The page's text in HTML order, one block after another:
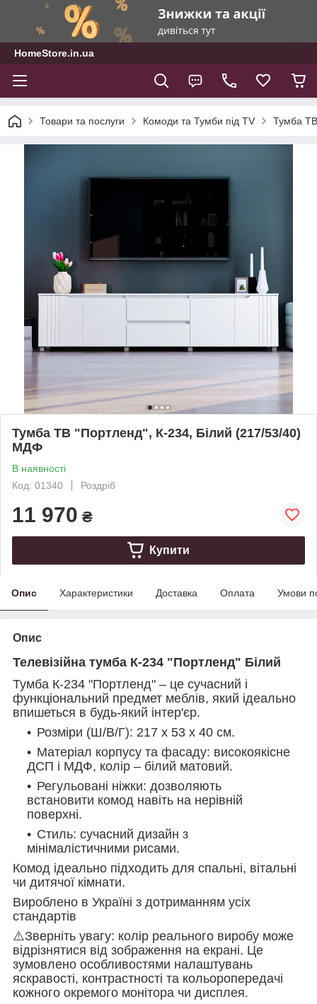
HomeStore.in.ua
Товари та послуги Комоди та Тумби під TV Тумба
Тумба ТВ "Портленд", К-234, Білий (217/53/40)
МДФ
В наявності
Код: 01340
Роздріб
11 970 ₴
Купити
Опис Характеристики Доставка Оплата Умови
Опис
Телевізійна тумба К-234 "Портленд" Білий
Тумба К-234 "Портленд" – це сучасний і
функціональний предмет меблів, який ідеально
впишеться в будь-який інтер'єр.
Розміри (Ш/В/Г): 217 x 53 x 40 см.
Матеріал корпусу та фасаду: високоякісне
ДСП і МДФ, колір – білий матовий.
Регульовані ніжки: дозволяють
встановити комод навіть на нерівній
поверхні.
Стиль: сучасний дизайн з
мінімалістичними рисами.
Комод ідеально підходить для спальні, вітальні
чи дитячої кімнати.
Вироблено в Україні з дотриманням усіх
стандартів
⚠️Зверніть увагу: колір реального виробу може
відрізнятися від зображення на екрані. Це
зумовлено особливостями налаштувань
яскравості, контрастності та кольоропередачі
кожного окремого монітора чи дисплея.